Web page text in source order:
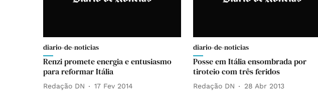
diario-de-noticias
Renzi promete energia e entusiasmo
para reformar Itália
Redação DN 17 Fev 2014
diario-de-noticias
Posse em Itália ensombrada por
tiroteio com três feridos
Redação DN 28 Abr 2013